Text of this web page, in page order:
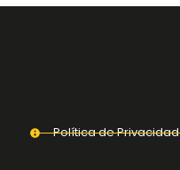
Política de Privacidad